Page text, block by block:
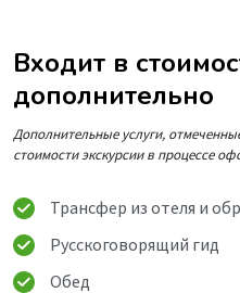
Входит в
дополнительно
Дополнительные услуги,
стоимости экскурсии в процессе
Трансфер из отеля и
Русскоговорящий гид
Обед